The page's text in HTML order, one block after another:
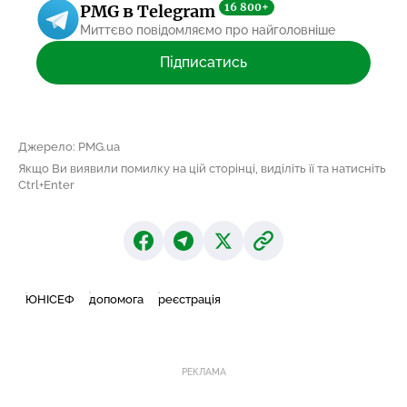
PMG в Telegram 16 800+
Миттєво повідомляємо про найголовніше
Підписатись
Джерело: PMG.ua
Якщо Ви виявили помилку на цій сторінці, виділіть її та натисніть
Ctrl+Enter
ЮНІСЕФ допомога реєстрація
РЕКЛАМА